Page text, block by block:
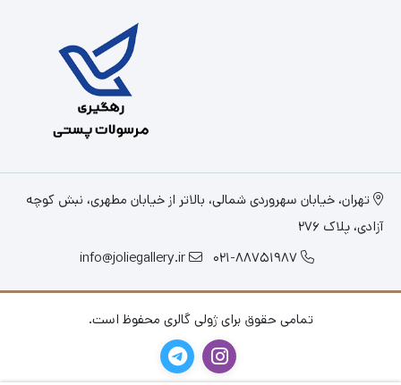
تهران، خیابان سهروردی شمالی، بالاتر از خیابان مطهری، نبش کوچه
آزادی، پلاک 276
021-88751987
info@joliegallery.ir
تمامی حقوق برای ژولی گالری محفوظ است.